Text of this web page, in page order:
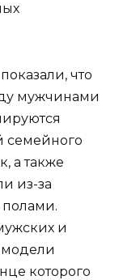
что
мужчинами
семейного
а также
из-за
и
модели
которого